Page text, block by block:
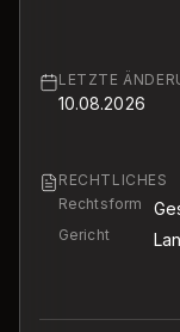
LETZTE
10.08.2026
RECHTLICHES
Rechtsform
Gericht